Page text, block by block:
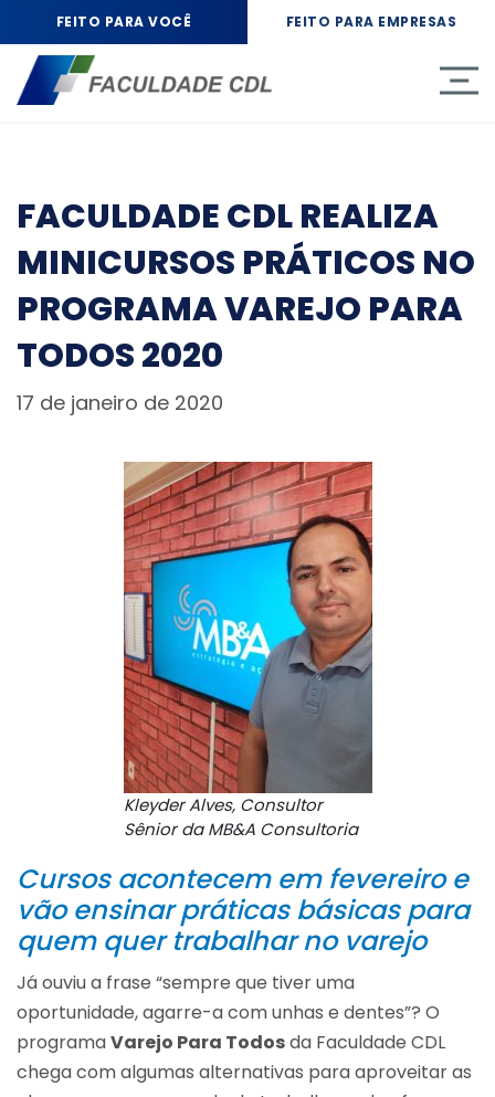
FEITO PARA VOCÊ FEITO PARA EMPRESAS
FACULDADE CDL REALIZA
MINICURSOS PRÁTICOS NO
PROGRAMA VAREJO PARA
TODOS 2020
17 de janeiro de 2020
Kleyder Alves, Consultor
Sênior da MB&A Consultoria
Cursos acontecem em fevereiro e
vão ensinar práticas básicas para
quem quer trabalhar no varejo
Já ouviu a frase “sempre que tiver uma
oportunidade, agarre-a com unhas e dentes”? O
programaVarejo Para Todosda Faculdade CDL
chega com algumas alternativas para aproveitar as